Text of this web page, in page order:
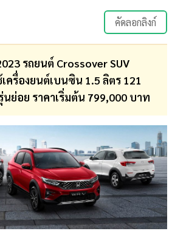
คัดลอกลิงก์
รถยนต์ Crossover SUV
ครื่องยนต์เบนซิน 1.5 ลิตร 121
นย่อย ราคาเริ่มต้น 799,000 บาท